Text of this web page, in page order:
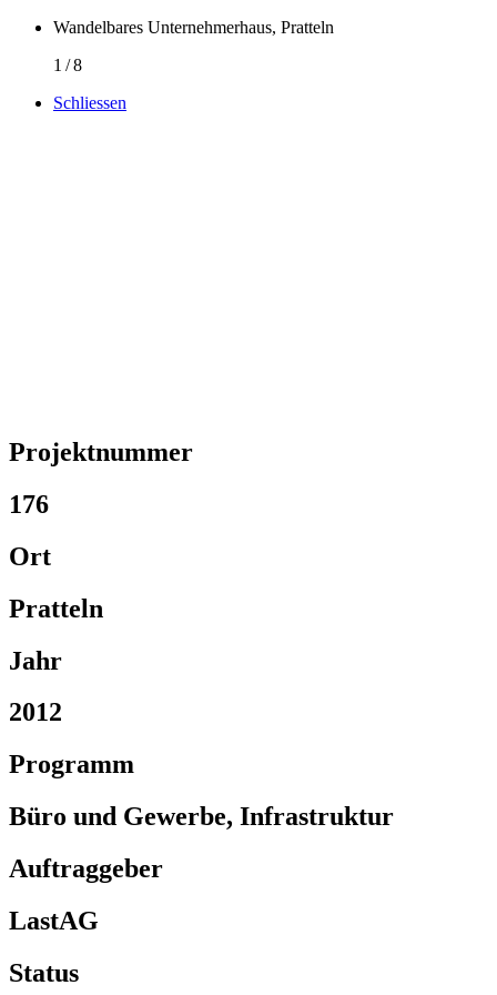
Wandelbares Unternehmerhaus, Pratteln
1 /8
Schliessen
Projektnummer
176
Ort
Pratteln
Jahr
2012
Programm
Büro und Gewerbe, Infrastruktur
Auftraggeber
LastAG
Status